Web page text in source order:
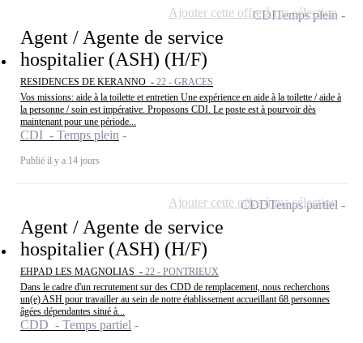
Agent / Agente de service
hospitalier (ASH) (H/F)
RESIDENCES DE KERANNO - 22 - GRACES
Vos missions: aide à la toilette et entretien Une expérience en aide à la toilette / aide à
la personne / soin est impérative. Proposons CDI. Le poste est à pourvoir dès
maintenant pour une période...
CDI - Temps plein
Publié il y a 14 jours
CDITemps plein
Ajouter cette offre à ma sélection
Agent / Agente de service
hospitalier (ASH) (H/F)
EHPAD LES MAGNOLIAS - 22 - PONTRIEUX
Dans le cadre d'un recrutement sur des CDD de remplacement, nous recherchons
un(e) ASH pour travailler au sein de notre établissement accueillant 68 personnes
âgées dépendantes situé à...
CDD - Temps partiel
CDDTemps partiel
Ajouter cette offre à ma sélection